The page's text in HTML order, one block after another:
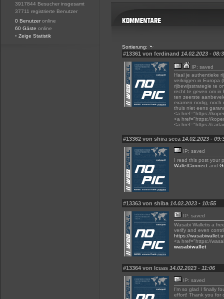
3917844 Besucher insgesamt
37711 registrierte Benutzer
0 Benutzer online
60 Gäste online
• Zeige Statistik
Sortierung:
#13361 von ferdinand 14.02.2023 -
IP: saved
Haal je authentieke
verkrijgen in Europa
rijbewijsstrategie te
recht te geven om in
ten zeerste
examen nodig, noch
thuis niet eens
<a href="https://
<a href="https://
<a href="https://
#13362 von shira seea 14.02.2023 -
IP: saved
I read this post your
WalletConnect and
#13363 von shiba 14.02.2023 - 10:55
IP: saved
Wasabi Walletis a
verify and even
https://
<a href="https://
wasabiwallet
#13364 von lcuas 14.02.2023 - 11:06
IP: saved
I'm so glad I finally
effort! Thank you for